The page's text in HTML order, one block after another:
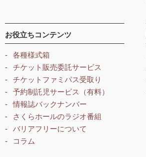
お役立ちコンテンツ
各種様式箱
チケット販売委託サービス
チケットファミパス受取り
予約制託児サービス（有料）
情報誌バックナンバー
さくらホールのラジオ番組
バリアフリーについて
コラム